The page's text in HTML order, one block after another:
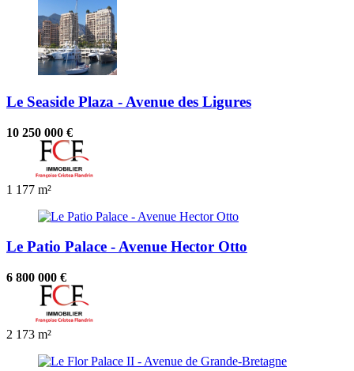
Le Seaside Plaza - Avenue des Ligures
10 250 000 €
1 177 m²
Le Patio Palace - Avenue Hector Otto
6 800 000 €
2 173 m²